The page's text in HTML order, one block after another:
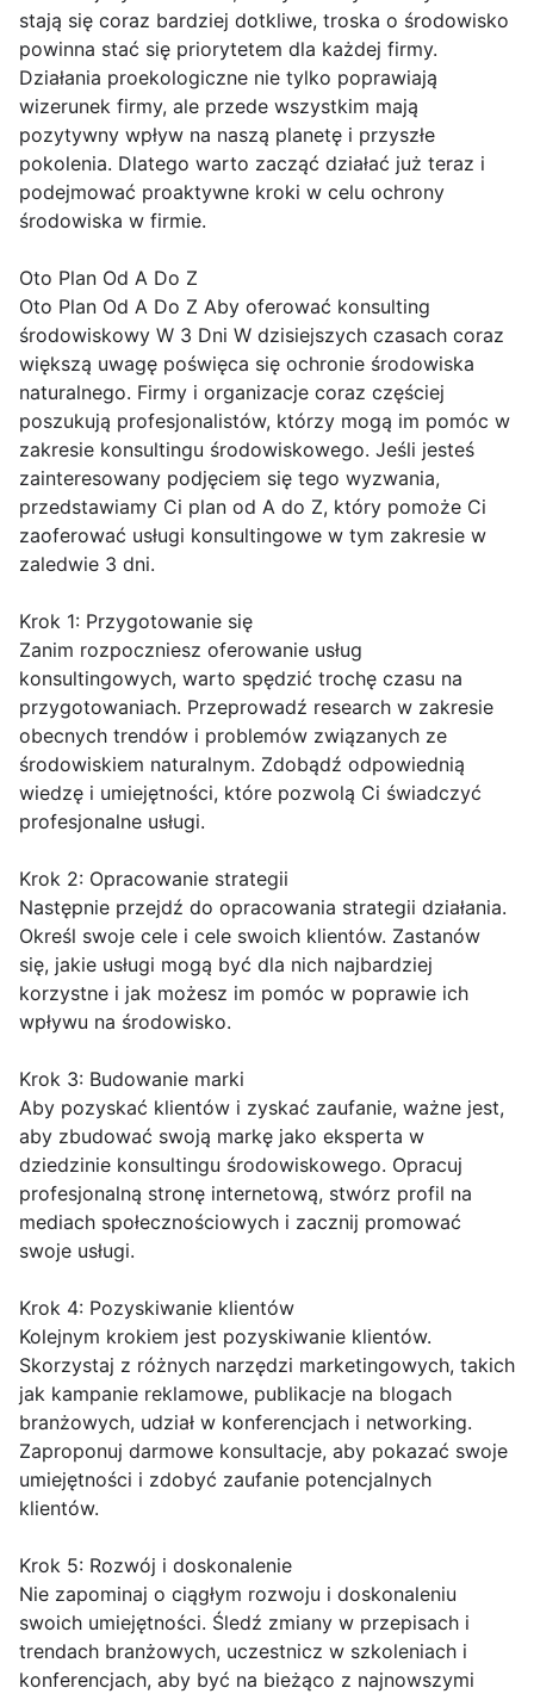
stają się coraz bardziej dotkliwe, troska o środowisko
powinna stać się priorytetem dla każdej firmy.
Działania proekologiczne nie tylko poprawiają
wizerunek firmy, ale przede wszystkim mają
pozytywny wpływ na naszą planetę i przyszłe
pokolenia. Dlatego warto zacząć działać już teraz i
podejmować proaktywne kroki w celu ochrony
środowiska w firmie.
Oto Plan Od A Do Z
Oto Plan Od A Do Z Aby oferować konsulting
środowiskowy W 3 Dni W dzisiejszych czasach coraz
większą uwagę poświęca się ochronie środowiska
naturalnego. Firmy i organizacje coraz częściej
poszukują profesjonalistów, którzy mogą im pomóc w
zakresie konsultingu środowiskowego. Jeśli jesteś
zainteresowany podjęciem się tego wyzwania,
przedstawiamy Ci plan od A do Z, który pomoże Ci
zaoferować usługi konsultingowe w tym zakresie w
zaledwie 3 dni.
Krok 1: Przygotowanie się
Zanim rozpoczniesz oferowanie usług
konsultingowych, warto spędzić trochę czasu na
przygotowaniach. Przeprowadź research w zakresie
obecnych trendów i problemów związanych ze
środowiskiem naturalnym. Zdobądź odpowiednią
wiedzę i umiejętności, które pozwolą Ci świadczyć
profesjonalne usługi.
Krok 2: Opracowanie strategii
Następnie przejdź do opracowania strategii działania.
Określ swoje cele i cele swoich klientów. Zastanów
się, jakie usługi mogą być dla nich najbardziej
korzystne i jak możesz im pomóc w poprawie ich
wpływu na środowisko.
Krok 3: Budowanie marki
Aby pozyskać klientów i zyskać zaufanie, ważne jest,
aby zbudować swoją markę jako eksperta w
dziedzinie konsultingu środowiskowego. Opracuj
profesjonalną stronę internetową, stwórz profil na
mediach społecznościowych i zacznij promować
swoje usługi.
Krok 4: Pozyskiwanie klientów
Kolejnym krokiem jest pozyskiwanie klientów.
Skorzystaj z różnych narzędzi marketingowych, takich
jak kampanie reklamowe, publikacje na blogach
branżowych, udział w konferencjach i networking.
Zaproponuj darmowe konsultacje, aby pokazać swoje
umiejętności i zdobyć zaufanie potencjalnych
klientów.
Krok 5: Rozwój i doskonalenie
Nie zapominaj o ciągłym rozwoju i doskonaleniu
swoich umiejętności. Śledź zmiany w przepisach i
trendach branżowych, uczestnicz w szkoleniach i
konferencjach, aby być na bieżąco z najnowszymi